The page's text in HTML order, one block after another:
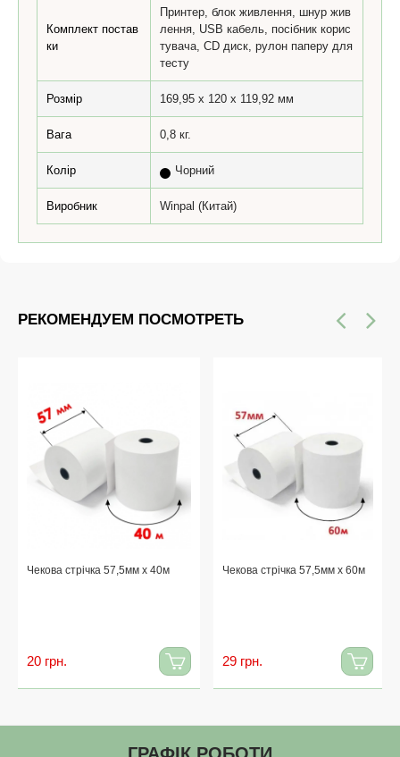
Комплект постав
ки
Принтер, блок живлення, шнур жив
лення, USB кабель, посібник корис
тувача, CD диск, рулон паперу для
тесту
Розмір 169,95 х 120 х 119,92 мм
Вага 0,8 кг.
Колір Чорний
Виробник Winpal (Китай)
РЕКОМЕНДУЕМ ПОСМОТРЕТЬ
Чекова стрічка 57,5мм x 40м
20 грн.
Чекова стрічка 57,5мм x 60м
29 грн.